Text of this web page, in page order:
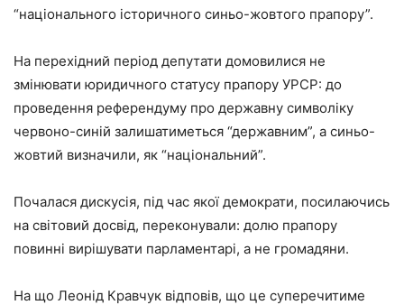
“національного історичного синьо-жовтого прапору”.
На перехідний період депутати домовилися не
змінювати юридичного статусу прапору УРСР: до
проведення референдуму про державну символіку
червоно-синій залишатиметься “державним”, а синьо-
жовтий визначили, як “національний”.
Почалася дискусія, під час якої демократи, посилаючись
на світовий досвід, переконували: долю прапору
повинні вирішувати парламентарі, а не громадяни.
На що Леонід Кравчук відповів, що це суперечитиме